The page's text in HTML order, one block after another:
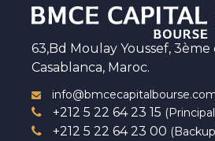
63,Bd Moulay Youssef, 3ème
Casablanca, Maroc.
+212 5 22 64 23 15
+212 5 22 64 23 00